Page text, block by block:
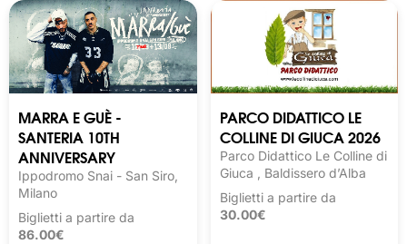
MARRA E GUÈ -
SANTERIA 10TH
ANNIVERSARY
Ippodromo Snai - San Siro,
Milano
Biglietti a partire da
86.00€
PARCO DIDATTICO LE
COLLINE DI GIUCA 2026
Parco Didattico Le Colline di
Giuca , Baldissero d’Alba
Biglietti a partire da
30.00€